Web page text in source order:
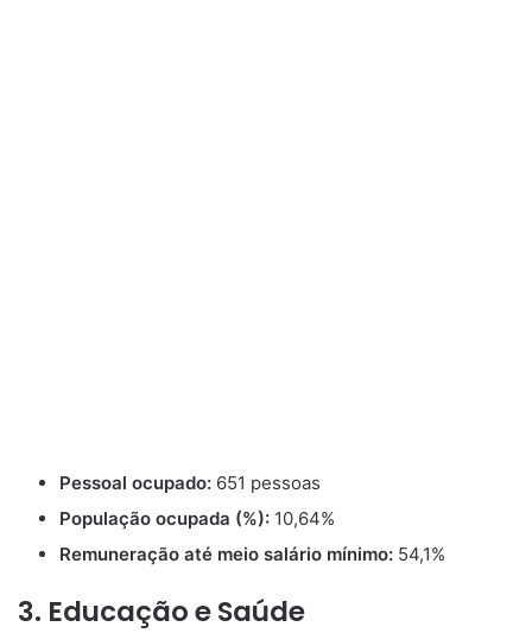
Pessoal ocupado: 651 pessoas
População ocupada (%): 10,64%
Remuneração até meio salário mínimo: 54,1%
3. Educação e Saúde